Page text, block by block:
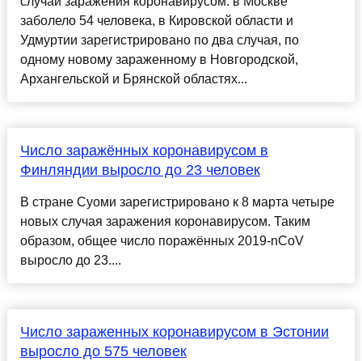
заболело 54 человека, в Кировской области и
Удмуртии зарегистрировано по два случая, по
одному новому зараженному в Новгородской,
Архангельской и Брянской областях...
Число заражённых коронавирусом в
Финляндии выросло до 23 человек
В стране Суоми зарегистрировано к 8 марта четыре
новых случая заражения коронавирусом. Таким
образом, общее число поражённых 2019-nCoV
выросло до 23....
Число зараженных коронавирусом в Эстонии
выросло до 575 человек